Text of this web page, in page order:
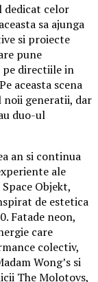
dedicat celor
sa ajunga
si proiecte
pune
directiile in
aceasta scena
noii generatii, dar
duo-ul
an si continua
ale
Objekt,
de estetica
Fatade neon,
care
colectiv,
Wong’s si
The Molotovs,